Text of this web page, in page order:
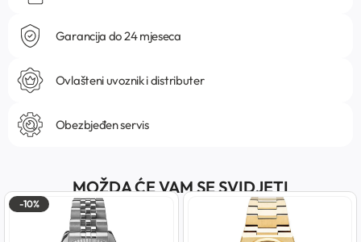
Garancija do 24 mjeseca
Ovlašteni uvoznik i distributer
Obezbjeđen servis
MOŽDA ĆE VAM SE SVIDJETI
-10%